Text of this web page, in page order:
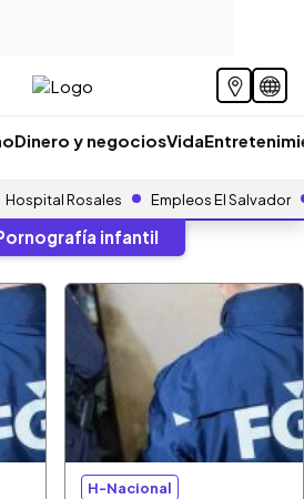
Dinero y negociosVida
Hospital Rosales Empleos El Salvador
infantil
H-Nacional